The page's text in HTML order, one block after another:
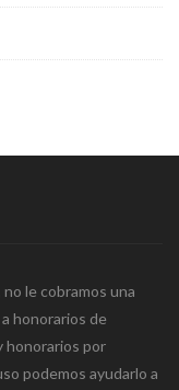
le cobramos una
honorarios de
honorarios por
podemos ayudarlo a